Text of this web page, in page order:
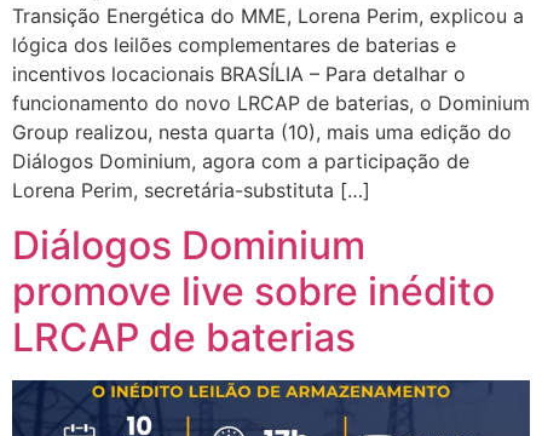
Transição Energética do MME, Lorena Perim, explicou a
lógica dos leilões complementares de baterias e
incentivos locacionais BRASÍLIA – Para detalhar o
funcionamento do novo LRCAP de baterias, o Dominium
Group realizou, nesta quarta (10), mais uma edição do
Diálogos Dominium, agora com a participação de
Lorena Perim, secretária-substituta […]
Diálogos Dominium
promove live sobre inédito
LRCAP de baterias